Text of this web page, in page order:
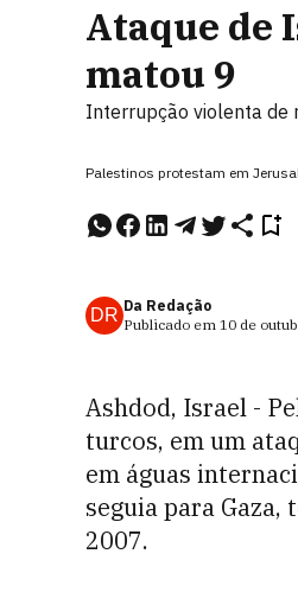
Ataque de
matou 9
Interrupção violenta de
Palestinos protestam em
DR Da Redação
Publicado em 10 de
Ashdod, Israel -
turcos, em um
em águas
seguia para
2007.